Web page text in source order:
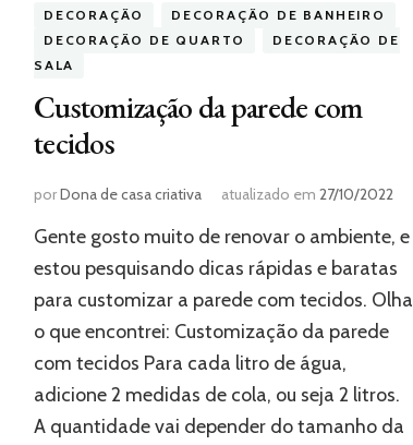
DECORAÇÃO
DECORAÇÃO DE BANHEIRO
DECORAÇÃO DE QUARTO
DECORAÇÃO DE
SALA
Customização da parede com
tecidos
porDona de casa criativa atualizado em 27/10/2022
Gente gosto muito de renovar o ambiente, e
estou pesquisando dicas rápidas e baratas
para customizar a parede com tecidos. Olha
o que encontrei: Customização da parede
com tecidos Para cada litro de água,
adicione 2 medidas de cola, ou seja 2 litros.
A quantidade vai depender do tamanho da